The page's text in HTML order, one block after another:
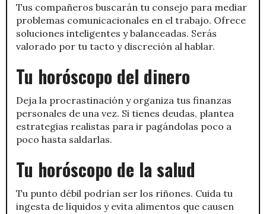
Tus compañeros buscarán tu consejo para mediar
problemas comunicacionales en el trabajo. Ofrece
soluciones inteligentes y balanceadas. Serás
valorado por tu tacto y discreción al hablar.
Tu horóscopo del dinero
Deja la procrastinación y organiza tus finanzas
personales de una vez. Si tienes deudas, plantea
estrategias realistas para ir pagándolas poco a
poco hasta saldarlas.
Tu horóscopo de la salud
Tu punto débil podrían ser los riñones. Cuida tu
ingesta de líquidos y evita alimentos que causen